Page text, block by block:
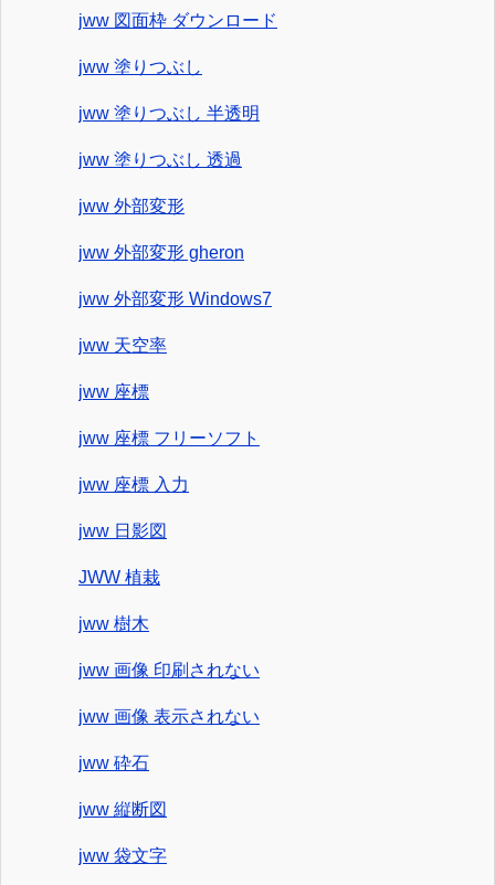
jww 図面枠 ダウンロード
jww 塗りつぶし
jww 塗りつぶし 半透明
jww 塗りつぶし 透過
jww 外部変形
jww 外部変形 gheron
jww 外部変形 Windows7
jww 天空率
jww 座標
jww 座標 フリーソフト
jww 座標 入力
jww 日影図
JWW 植栽
jww 樹木
jww 画像 印刷されない
jww 画像 表示されない
jww 砕石
jww 縦断図
jww 袋文字